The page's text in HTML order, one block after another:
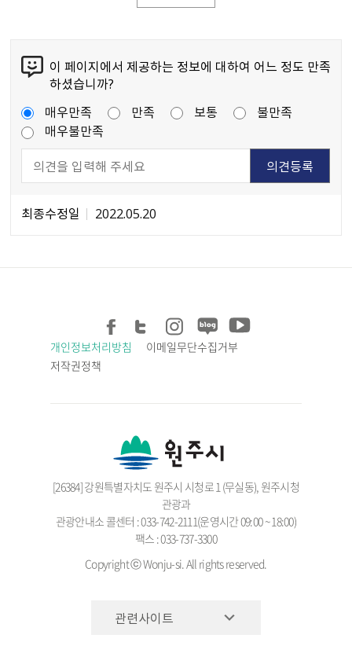
이 페이지에서 제공하는 정보에 대하여 어느 정도 만족
하셨습니까?
매우만족
만족 보통
불만족
매우불만족
최종수정일 2022.05.20
개인정보처리방침
이메일무단수집거부
저작권정책
[26384] 강원특별자치도 원주시 시청로 1 (무실동), 원주시청
관광과
관광안내소 콜센터 : 033-742-2111(운영시간 09:00 ~ 18:00)
팩스 : 033-737-3300
Copyright ⓒ Wonju-si. All rights reserved.
관련사이트